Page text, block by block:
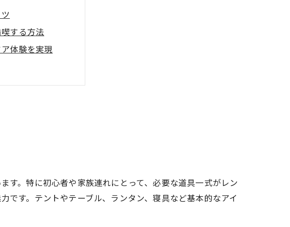
する方法
体験を実現
の選び方
不要を実現
ル選びのコツ
人気の理由
するポイント
す。特に初心者や家族連れにとって、必要な道具一式がレン
です。テントやテーブル、ランタン、寝具など基本的なアイ